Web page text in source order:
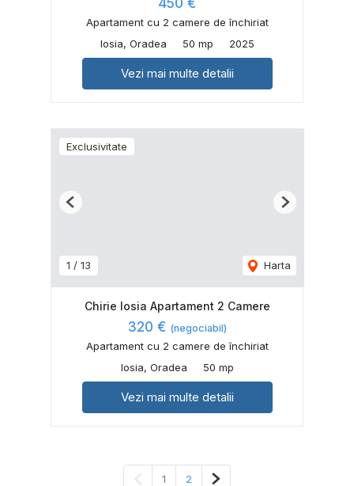
450 €
Apartament cu 2 camere de închiriat
Iosia, Oradea
50 mp 2025
Vezi mai multe detalii
Exclusivitate
1 / 13 Harta
Previous Next
Chirie Iosia Apartament 2 Camere
320 € (negociabil)
Apartament cu 2 camere de închiriat
Iosia, Oradea
50 mp
Vezi mai multe detalii
Pagina anterioară
1 2 Pagina următoare